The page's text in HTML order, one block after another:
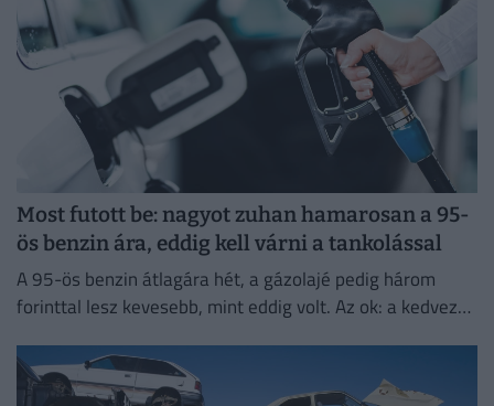
Most futott be: nagyot zuhan hamarosan a 95-
ös benzin ára, eddig kell várni a tankolással
A 95-ös benzin átlagára hét, a gázolajé pedig három
forinttal lesz kevesebb, mint eddig volt. Az ok: a kedvező